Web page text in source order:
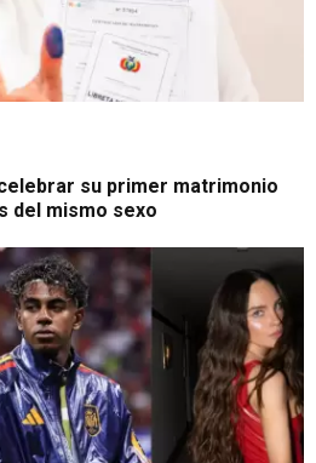
su primer matrimonio
del mismo sexo